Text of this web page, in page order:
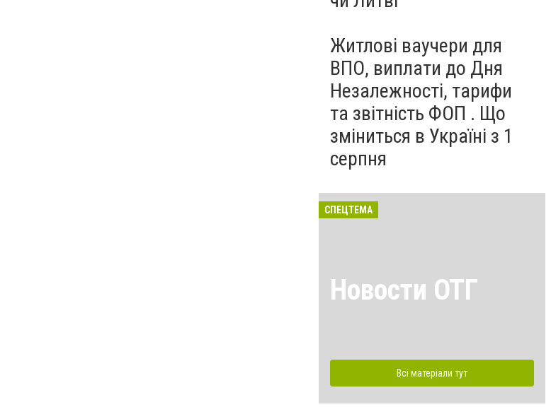
Житлові ваучери для
ВПО, виплати до Дня
Незалежності, тарифи
та звітність ФОП . Що
зміниться в Україні з 1
серпня
СПЕЦТЕМА
Новости ОТГ
Всі матеріали тут